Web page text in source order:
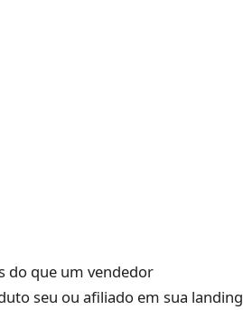
do que um vendedor
seu ou afiliado em sua landing